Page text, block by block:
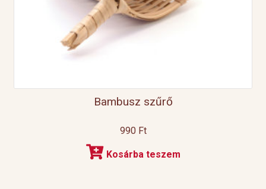
Bambusz szűrő
990 Ft
Kosárba teszem